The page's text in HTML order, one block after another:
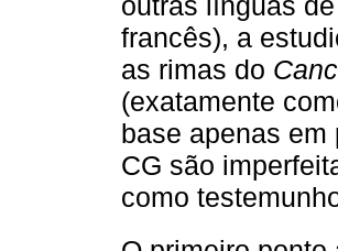
francês), a
as rimas do
(exatamente
base apenas
CG são
como